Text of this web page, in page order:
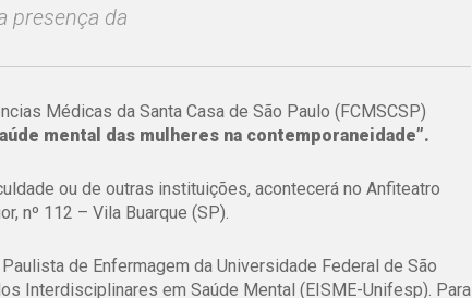
presença da
Médicas da Santa Casa de São Paulo (FCMSCSP)
mental das mulheres na contemporaneidade”.
ou de outras instituições, acontecerá no Anfiteatro
nº 112 – Vila Buarque (SP).
de Enfermagem da Universidade Federal de São
Interdisciplinares em Saúde Mental (EISME-Unifesp). Para